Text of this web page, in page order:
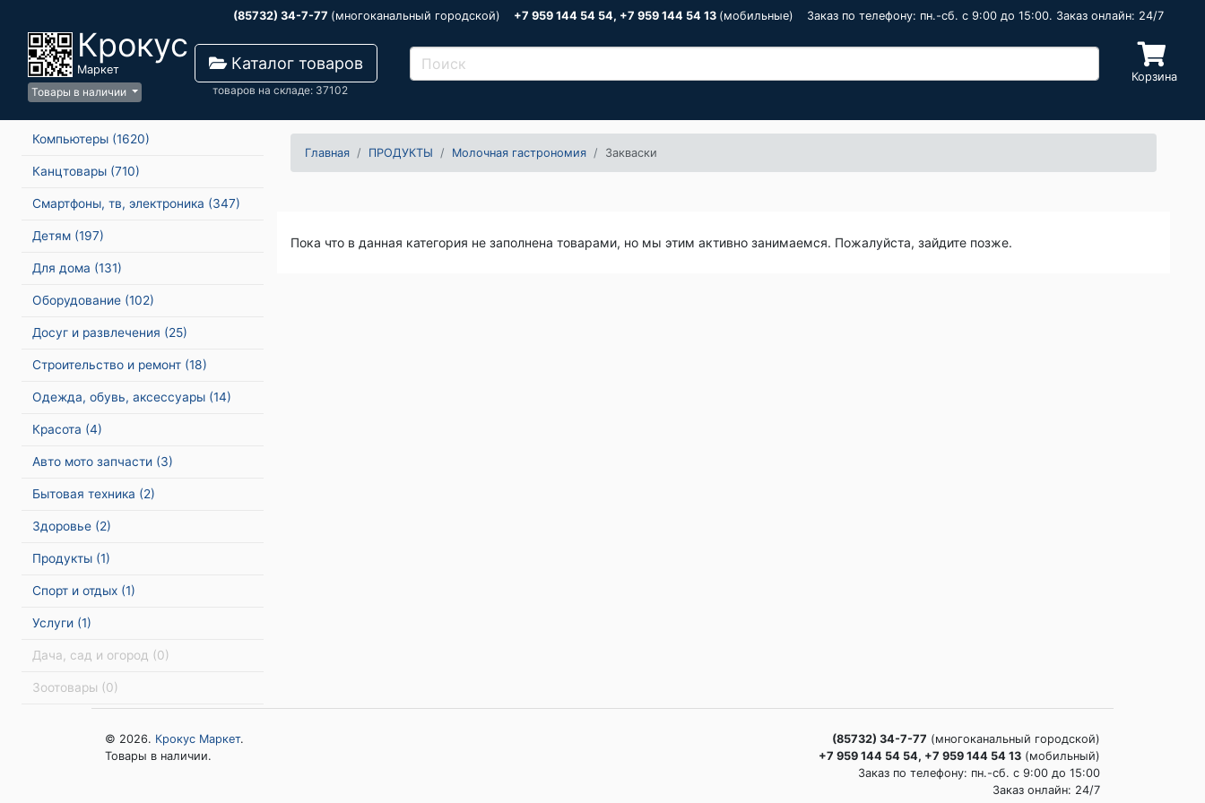
(85732) 34-7-77 (многоканальный городской) +7 959 144 54 54, +7 959 144 54 13 (мобильные) Заказ по телефону: пн.-сб. c 9:00 до 15:00. Заказ онлайн: 24/7
Крокус
Маркет
Товары в наличии
Каталог товаров
товаров на складе: 37102
Корзина
Компьютеры (1620)
Канцтовары (710)
Смартфоны, тв, электроника (347)
Детям (197)
Для дома (131)
Оборудование (102)
Досуг и развлечения (25)
Строительство и ремонт (18)
Одежда, обувь, аксессуары (14)
Красота (4)
Авто мото запчасти (3)
Бытовая техника (2)
Здоровье (2)
Продукты (1)
Спорт и отдых (1)
Услуги (1)
Дача, сад и огород (0)
Зоотовары (0)
Главная ПРОДУКТЫ Молочная гастрономия Закваски
Пока что в данная категория не заполнена товарами, но мы этим активно занимаемся. Пожалуйста, зайдите позже.
© 2026. Крокус Маркет.
Товары в наличии.
(85732) 34-7-77 (многоканальный городской)
+7 959 144 54 54, +7 959 144 54 13 (мобильный)
Заказ по телефону: пн.-сб. c 9:00 до 15:00
Заказ онлайн: 24/7